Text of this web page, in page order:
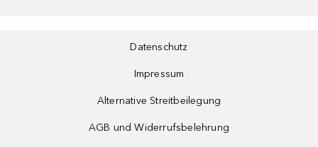
Datenschutz
Impressum
Alternative Streitbeilegung
AGB und Widerrufsbelehrung